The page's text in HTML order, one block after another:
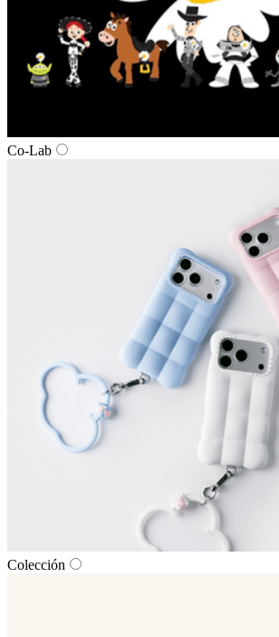
Co-Lab
Colección